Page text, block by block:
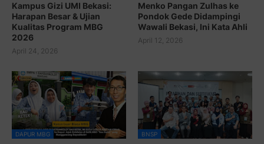
Kampus Gizi UMI Bekasi:
Harapan Besar & Ujian
Kualitas Program MBG
2026
April 24, 2026
Menko Pangan Zulhas ke
Pondok Gede Didampingi
Wawali Bekasi, Ini Kata Ahli
April 12, 2026
DAPUR MBG BNSP